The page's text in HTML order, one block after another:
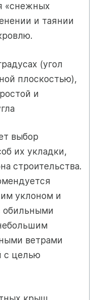
«снежных
и таянии
(угол
плоскостью),
и
выбор
их укладки,
строительства.
уклоном и
обильными
ветрами
с целью